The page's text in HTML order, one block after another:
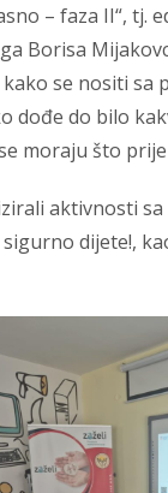
– faza II“,
Borisa
se nositi
dođe do bilo
moraju što
aktivnosti
dijete!,